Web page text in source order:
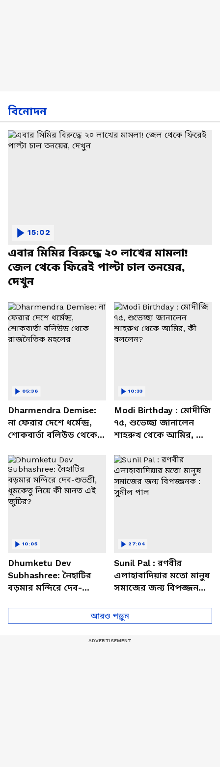
বিনোদন
এবার মিমির বিরুদ্ধে ২০ লাখের মামলা!
জেল থেকে ফিরেই পাল্টা চাল তনয়ের,
দেখুন
15:02
Dharmendra Demise:
না ফেরার দেশে ধর্মেন্দ্র,
শোকবার্তা বলিউড থেকে
05:36
Modi Birthday : মোদীজি
৭৫, শুভেচ্ছা জানালেন
শাহরুখ থেকে আমির, কী
10:33
Dhumketu Dev
Subhashree: নৈহাটির
বড়মার মন্দিরে দেব-
10:05
Sunil Pal : রণবীর
এলাহাবাদিয়ার মতো মানুষ
সমাজের জন্য বিপজ্জনক :
27:04
আরও পড়ুন